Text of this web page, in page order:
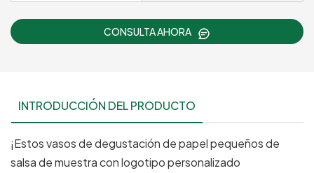
CONSULTA AHORA
INTRODUCCIÓN DEL PRODUCTO
¡Estos vasos de degustación de papel pequeños de
salsa de muestra con logotipo personalizado